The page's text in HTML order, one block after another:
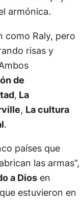
homenaje y en
Raly, pero
risas y
de
,La
países que
las armas”,
a Diosen
estuvieron en